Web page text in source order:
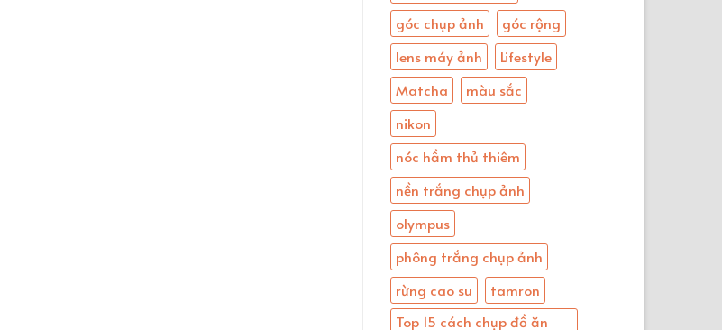
góc chụp ảnh
góc rộng
lens máy ảnh
Lifestyle
Matcha
màu sắc
nikon
nóc hầm thủ thiêm
nền trắng chụp ảnh
olympus
phông trắng chụp ảnh
rừng cao su
tamron
Top 15 cách chụp đồ ăn